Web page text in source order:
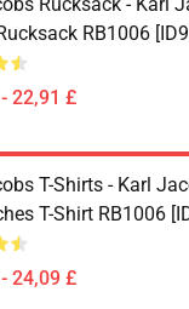
RB1006
22,91 £
T-Shirts - Karl
T-Shirt RB1006
24,09 £